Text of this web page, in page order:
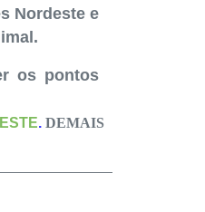
Nordeste e
os pontos
. DEMAIS